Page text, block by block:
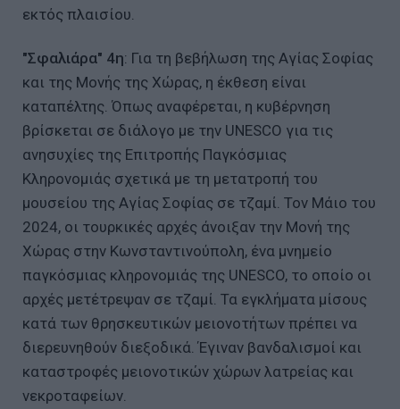
εκτός πλαισίου.
"Σφαλιάρα" 4η: Για τη βεβήλωση της Αγίας Σοφίας
και της Μονής της Χώρας, η έκθεση είναι
καταπέλτης. Όπως αναφέρεται, η κυβέρνηση
βρίσκεται σε διάλογο με την UNESCO για τις
ανησυχίες της Επιτροπής Παγκόσμιας
Κληρονομιάς σχετικά με τη μετατροπή του
μουσείου της Αγίας Σοφίας σε τζαμί. Τον Μάιο του
2024, οι τουρκικές αρχές άνοιξαν την Μονή της
Χώρας στην Κωνσταντινούπολη, ένα μνημείο
παγκόσμιας κληρονομιάς της UNESCO, το οποίο οι
αρχές μετέτρεψαν σε τζαμί. Τα εγκλήματα μίσους
κατά των θρησκευτικών μειονοτήτων πρέπει να
διερευνηθούν διεξοδικά. Έγιναν βανδαλισμοί και
καταστροφές μειονοτικών χώρων λατρείας και
νεκροταφείων.